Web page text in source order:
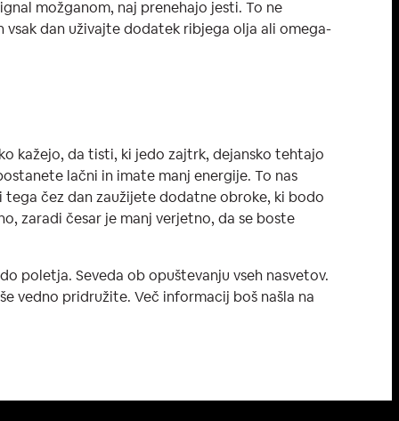
možganom, naj prenehajo jesti. To ne
dan uživajte dodatek ribjega olja ali omega-
kažejo, da tisti, ki jedo zajtrk, dejansko tehtajo
lačni in imate manj energije. To nas
čez dan zaužijete dodatne obroke, ki bodo
zaradi česar je manj verjetno, da se boste
poletja. Seveda ob opuštevanju vseh nasvetov.
vedno pridružite. Več informacij boš našla na